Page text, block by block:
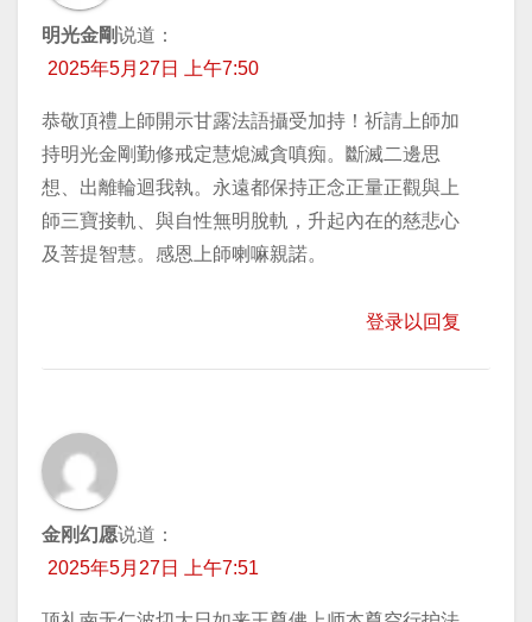
明光金剛说道：
2025年5月27日 上午7:50
恭敬頂禮上師開示甘露法語攝受加持！祈請上師加
持明光金剛勤修戒定慧熄滅貪嗔痴。斷滅二邊思
想、出離輪迴我執。永遠都保持正念正量正觀與上
師三寶接軌、與自性無明脫軌，升起內在的慈悲心
及菩提智慧。感恩上師喇嘛親諾。
登录以回复
金刚幻愿说道：
2025年5月27日 上午7:51